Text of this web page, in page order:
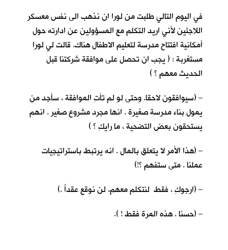
في اليوم التالي طلبت من لورا ان نذهب الى نفس معسكر
اللاجئين لأني اريد التكلم مع المسؤولين عن ادارته حول
أمكانية افتتاح مدرسة لتعليم الاطفال هناك. قالت لي لورا
مستغربة : ( يجب ان تحصل على موافقة شركتنا قبل
الحديث معهم ؟ )
– (سيوافقون لاحقا. وحتى لو لم تأتِ الموافقة ، سأجد من
يمول بناء مدرسة صغيرة . انها مجرد مشروع صغير . انهم
يستحقون بعض التضحية ، ما رايكِ ؟ )
– (هذا الأمر لا يتعلق بالمال . انه يرتبط باستراتيجيات
عملنا . متى ستفهم ؟!)
– (ارجوكِ ، فقط لنتكلم معهم، لن نوقع عقداً .)
– (حسنا . هذه المرة فقط ! ).